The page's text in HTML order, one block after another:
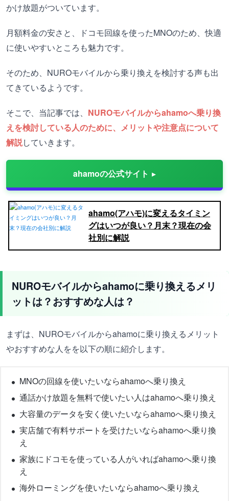
かけ放題がついています。
月額料金の安さと、ドコモ回線を使ったMNOのため、快適
に使いやすいところも魅力です。
そのため、NUROモバイルから乗り換えを検討する声も出
てきているようです。
そこで、当記事では、 NUROモバイルからahamoへ乗り換
えを検討している人のために、メリットや注意点について
解説していきます。
ahamoの公式サイト
ahamo(アハモ)に変えるタイミン
グはいつが良い？月末？現在の会
社別に解説
NUROモバイルからahamoに乗り換えるメリ
ットは？おすすめな人は？
まずは、NUROモバイルからahamoに乗り換えるメリット
やおすすめな人をを以下の順に紹介します。
MNOの回線を使いたいならahamoへ乗り換え
通話かけ放題を無料で使いたい人はahamoへ乗り換え
大容量のデータを安く使いたいならahamoへ乗り換え
実店舗で有料サポートを受けたいならahamoへ乗り換
え
家族にドコモを使っている人がいればahamoへ乗り換
え
海外ローミングを使いたいならahamoへ乗り換え